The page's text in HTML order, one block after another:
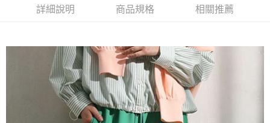
成交易。
3.實際核准額度、可分期數及費用金額請依後續交易確認頁面所載為準。
法說明評估內容。
【繳款方式說明】
1.分期款項不併入電信帳單，「大哥付你分期」於每月結算日後寄送繳費提
2.透過簡訊連結打開帳單後，可選擇「超商條碼／台灣大直營門市／銀行轉
帳／街口支付／iPASS MONEY」等通路繳費。
AFTEE先享後付是「在收到商品之後才付款」的支付方式。 讓您購物簡單
３．安心：先確認商品／服務後，再付款。
【「AFTEE先享後付」結帳流程】
１．於結帳方式選擇「AFTEE先享後付」後，將跳轉至「AFTEE先享後付」
結帳頁面，進行簡訊認證並確認金額後，即可完成結帳。
２．訂單成立數日內，您將收到繳費通知簡訊。
３．收到繳費通知簡訊後14天內，點擊此簡訊中的連結，可透過四大超商／
ATM付款
全家取貨付款
每筆NT$60，滿NT$1,500(含以上)免運費
每筆NT$60，滿NT$1,500(含以上)免運費
詳細說明 商品規格 相關推薦